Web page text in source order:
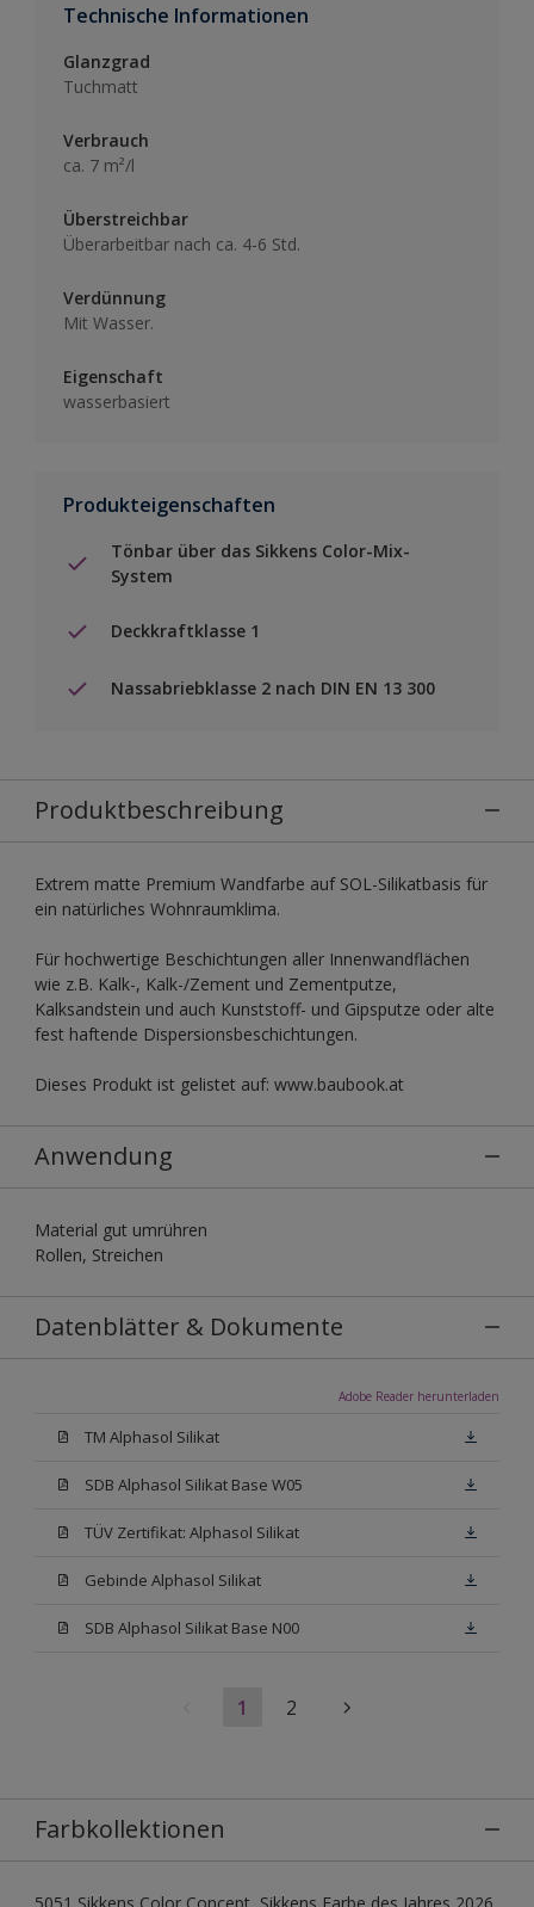
Technische Informationen
Glanzgrad
Tuchmatt
Verbrauch
ca. 7 m²/l
Überstreichbar
Überarbeitbar nach ca. 4-6 Std.
Verdünnung
Mit Wasser.
Eigenschaft
wasserbasiert
Produkteigenschaften
Tönbar über das Sikkens Color-Mix-
System
Deckkraftklasse 1
Nassabriebklasse 2 nach DIN EN 13 300
Produktbeschreibung
Extrem matte Premium Wandfarbe auf SOL-Silikatbasis für
ein natürliches Wohnraumklima.
Für hochwertige Beschichtungen aller Innenwandflächen
wie z.B. Kalk-, Kalk-/Zement und Zementputze,
Kalksandstein und auch Kunststoff- und Gipsputze oder alte
fest haftende Dispersionsbeschichtungen.
Dieses Produkt ist gelistet auf: www.baubook.at
Anwendung
Material gut umrühren
Rollen, Streichen
Datenblätter & Dokumente
Adobe Reader herunterladen
TM Alphasol Silikat
SDB Alphasol Silikat Base W05
TÜV Zertifikat: Alphasol Silikat
Gebinde Alphasol Silikat
SDB Alphasol Silikat Base N00
1 2
Farbkollektionen